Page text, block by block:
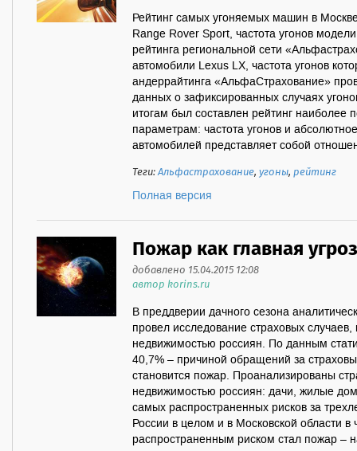
Рейтинг самых угоняемых машин в
Range Rover Sport, частота угонов
рейтинга региональной сети
автомобили Lexus LX, частота угонов
андеррайтинга «АльфаСтрахование»
данных о зафиксированных случаях
итогам был составлен рейтинг
параметрам: частота угонов и
автомобилей представляет собой
Теги:Альфастрахование,угоны,рейтинг
Полная версия
Пожар как главная
добавлено 15.04.2015 12:08
автор korins.ru
В преддверии дачного сезона
провел исследование страховых
недвижимостью россиян. По данным
40,7% – причиной обращений за
становится пожар. Проанализированы
недвижимостью россиян: дачи, жилые
самых распространенных рисков за
России в целом и в Московской области
распространенным риском стал пожар –